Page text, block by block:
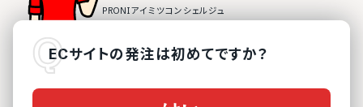
ECサイトの発注は初めてですか？